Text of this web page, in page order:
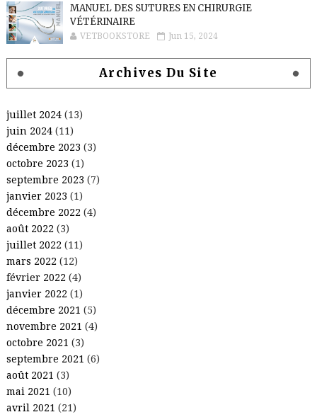
MANUEL DES SUTURES EN CHIRURGIE
VÉTÉRINAIRE
VETBOOKSTORE Jun 15, 2024
Archives Du Site
juillet 2024(13)
juin 2024(11)
décembre 2023 (3)
octobre 2023 (1)
septembre 2023 (7)
janvier 2023 (1)
décembre 2022 (4)
août 2022 (3)
juillet 2022 (11)
mars 2022 (12)
février 2022 (4)
janvier 2022 (1)
décembre 2021 (5)
novembre 2021 (4)
octobre 2021 (3)
septembre 2021 (6)
août 2021 (3)
mai 2021 (10)
avril 2021 (21)